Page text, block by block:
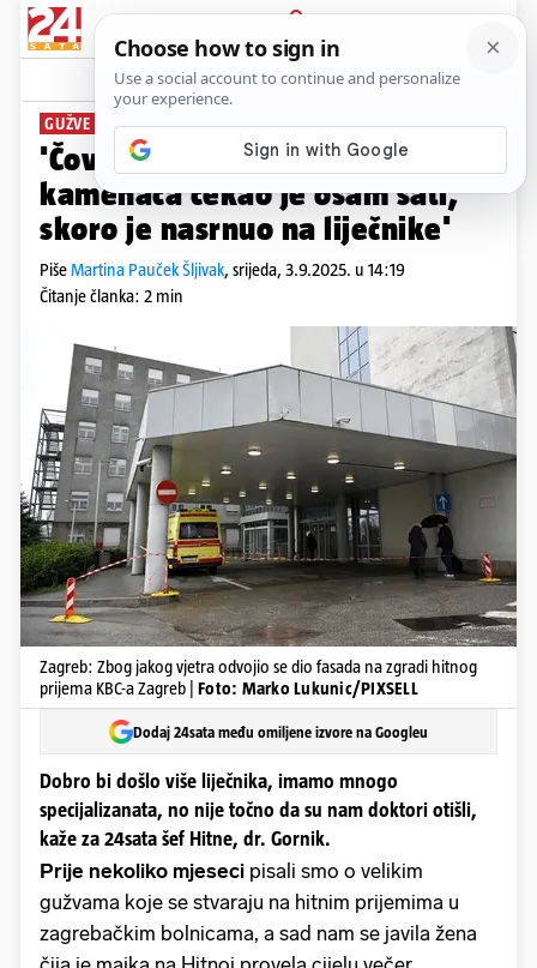
PRIJAVA
News Komentari
GUŽVE NA HITNOJ NA REBRU
'Čovjek s napadom bubrežnih
kamenaca čekao je osam sati,
skoro je nasrnuo na liječnike'
PišeMartina Pauček Šljivak, srijeda, 3.9.2025. u 14:19
Čitanje članka: 2 min
Zagreb: Zbog jakog vjetra odvojio se dio fasada na zgradi hitnog
prijema KBC-a Zagreb | Foto: Marko Lukunic/PIXSELL
Dodaj 24sata među omiljene izvore na Googleu
Dobro bi došlo više liječnika, imamo mnogo
specijalizanata, no nije točno da su nam doktori otišli,
kaže za 24sata šef Hitne, dr. Gornik.
Prije nekoliko mjeseci pisali smo o velikim
gužvama koje se stvaraju na hitnim prijemima u
zagrebačkim bolnicama, a sad nam se javila žena